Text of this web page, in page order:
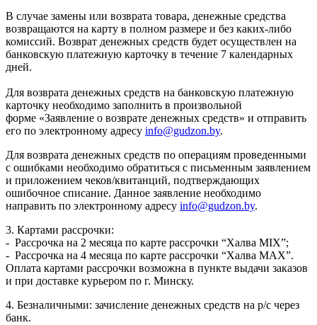
В случае замены или возврата товара, денежные средства
возвращаются на карту в полном размере и без каких-либо
комиссий. Возврат денежных средств будет осуществлен на
банковскую платежную карточку в течение 7 календарных
дней.
Для возврата денежных средств на банковскую платежную
карточку необходимо заполнить в произвольной
форме «Заявление о возврате денежных средств» и отправить
его по электронному адресу info@gudzon.by.
Для возврата денежных средств по операциям проведенными
с ошибками необходимо обратиться с письменным заявлением
и приложением чеков/квитанций, подтверждающих
ошибочное списание. Данное заявление необходимо
направить по электронному адресу info@gudzon.by.
3. Картами рассрочки:
- Рассрочка на 2 месяца по карте рассрочки “Халва MIX”;
- Рассрочка на 4 месяца по карте рассрочки “Халва MAX”.
Оплата картами рассрочки возможна в пункте выдачи заказов
и при доставке курьером по г. Минску.
4. Безналичными: зачисление денежных средств на р/с через
банк.